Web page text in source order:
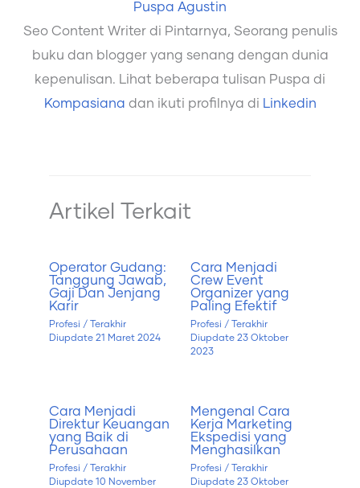
Puspa Agustin
Seo Content Writer di Pintarnya, Seorang penulis
buku dan blogger yang senang dengan dunia
kepenulisan. Lihat beberapa tulisan Puspa di
Kompasiana dan ikuti profilnya di Linkedin
Artikel Terkait
Operator Gudang:
Tanggung Jawab,
Gaji Dan Jenjang
Karir
Profesi / Terakhir
Diupdate 21 Maret 2024
Cara Menjadi
Crew Event
Organizer yang
Paling Efektif
Profesi / Terakhir
Diupdate23 Oktober
2023
Cara Menjadi
Direktur Keuangan
yang Baik di
Perusahaan
Profesi / Terakhir
Diupdate 10 November
Mengenal Cara
Kerja Marketing
Ekspedisi yang
Menghasilkan
Profesi / Terakhir
Diupdate23 Oktober